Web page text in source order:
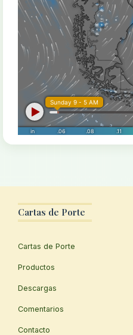
Cartas de Porte
Cartas de Porte
Productos
Descargas
Comentarios
Contacto